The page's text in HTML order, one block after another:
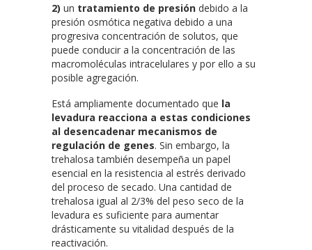
2) un tratamiento de presión debido a la
presión osmótica negativa debido a una
progresiva concentración de solutos, que
puede conducir a la concentración de las
macromoléculas intracelulares y por ello a su
posible agregación.
Está ampliamente documentado que la
levadura reacciona a estas condiciones
al desencadenar mecanismos de
regulación de genes. Sin embargo, la
trehalosa también desempeña un papel
esencial en la resistencia al estrés derivado
del proceso de secado. Una cantidad de
trehalosa igual al 2/3% del peso seco de la
levadura es suficiente para aumentar
drásticamente su vitalidad después de la
reactivación.